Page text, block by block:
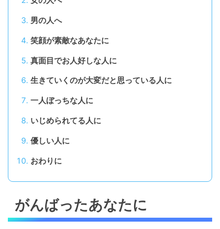
男の人へ
笑顔が素敵なあなたに
真面目でお人好しな人に
生きていくのが大変だと思っている人に
一人ぼっちな人に
いじめられてる人に
優しい人に
おわりに
がんばったあなたに